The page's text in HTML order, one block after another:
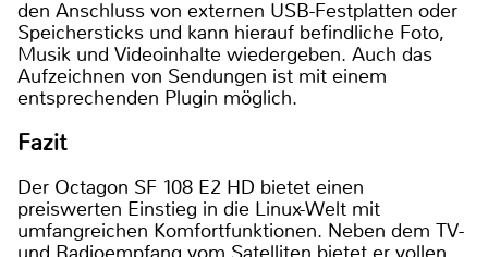
den Anschluss von externen USB-Festplatten oder
Speichersticks und kann hierauf befindliche Foto,
Musik und Videoinhalte wiedergeben. Auch das
Aufzeichnen von Sendungen ist mit einem
entsprechenden Plugin möglich.
Fazit
Der Octagon SF 108 E2 HD bietet einen
preiswerten Einstieg in die Linux-Welt mit
umfangreichen Komfortfunktionen. Neben dem TV-